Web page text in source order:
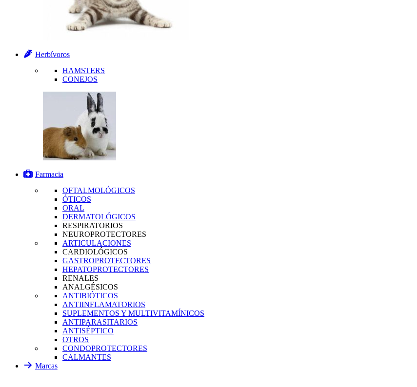
Herbívoros
HAMSTERS
CONEJOS
Farmacia
OFTALMOLÓGICOS
ÓTICOS
ORAL
DERMATOLÓGICOS
RESPIRATORIOS
NEUROPROTECTORES
ARTICULACIONES
CARDIOLÓGICOS
GASTROPROTECTORES
HEPATOPROTECTORES
RENALES
ANALGÉSICOS
ANTIBIÓTICOS
ANTIINFLAMATORIOS
SUPLEMENTOS Y MULTIVITAMÍNICOS
ANTIPARASITARIOS
ANTISÉPTICO
OTROS
CONDOPROTECTORES
CALMANTES
Marcas